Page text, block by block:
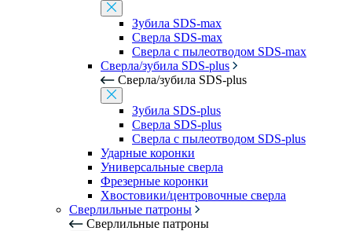
Зубила SDS-max
Сверла SDS-max
Сверла с пылеотводом SDS-max
Сверла/зубила SDS-plus
Сверла/зубила SDS-plus
Зубила SDS-plus
Сверла SDS-plus
Сверла с пылеотводом SDS-plus
Ударные коронки
Универсальные сверла
Фрезерные коронки
Хвостовики/центровочные сверла
Сверлильные патроны
Сверлильные патроны